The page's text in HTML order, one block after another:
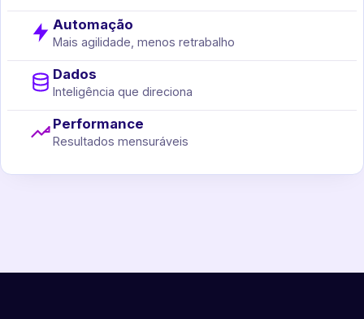
Automação
Mais agilidade, menos retrabalho
Dados
Inteligência que direciona
Performance
Resultados mensuráveis